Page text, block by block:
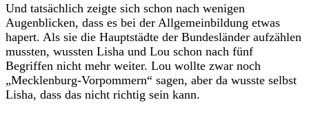
Und tatsächlich zeigte sich schon nach wenigen
Augenblicken, dass es bei der Allgemeinbildung etwas
hapert. Als sie die Hauptstädte der Bundesländer aufzählen
mussten, wussten Lisha und Lou schon nach fünf
Begriffen nicht mehr weiter. Lou wollte zwar noch
„Mecklenburg-Vorpommern“ sagen, aber da wusste selbst
Lisha, dass das nicht richtig sein kann.